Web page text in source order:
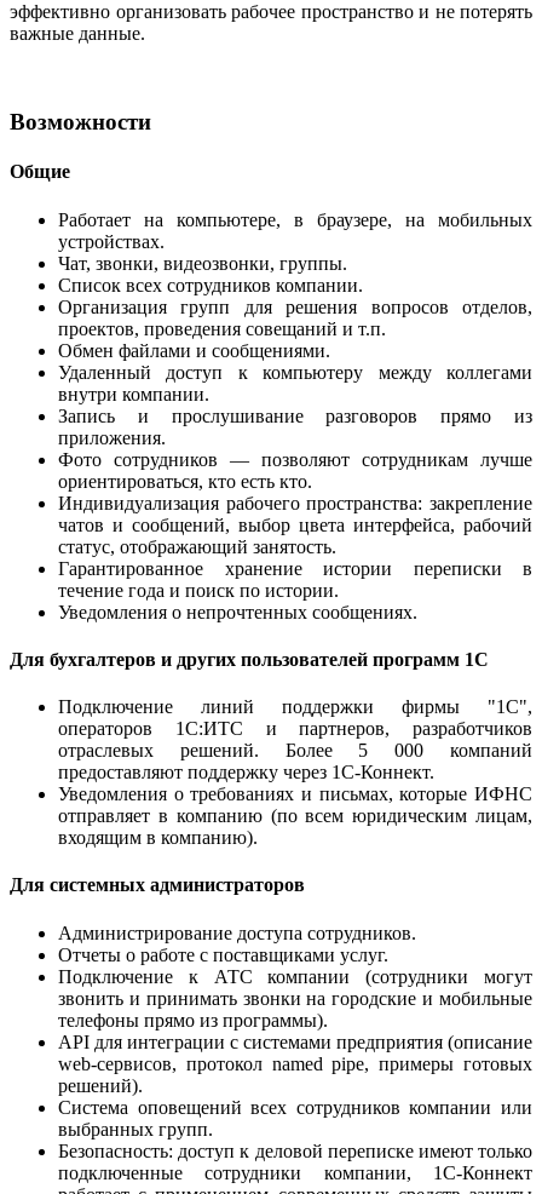
эффективно организовать рабочее пространство и не потерять
важные данные.
Возможности
Общие
Работает на компьютере, в браузере, на мобильных
устройствах.
Чат, звонки, видеозвонки, группы.
Список всех сотрудников компании.
Организация групп для решения вопросов отделов,
проектов, проведения совещаний и т.п.
Обмен файлами и сообщениями.
Удаленный доступ к компьютеру между коллегами
внутри компании.
Запись и прослушивание разговоров прямо из
приложения.
Фото сотрудников — позволяют сотрудникам лучше
ориентироваться, кто есть кто.
Индивидуализация рабочего пространства: закрепление
чатов и сообщений, выбор цвета интерфейса, рабочий
статус, отображающий занятость.
Гарантированное хранение истории переписки в
течение года и поиск по истории.
Уведомления о непрочтенных сообщениях.
Для бухгалтеров и других пользователей программ 1С
Подключение линий поддержки фирмы "1С",
операторов 1С:ИТС и партнеров, разработчиков
отраслевых решений. Более 5 000 компаний
предоставляют поддержку через 1С-Коннект.
Уведомления о требованиях и письмах, которые ИФНС
отправляет в компанию (по всем юридическим лицам,
входящим в компанию).
Для системных администраторов
Администрирование доступа сотрудников.
Отчеты о работе с поставщиками услуг.
Подключение к АТС компании (сотрудники могут
звонить и принимать звонки на городские и мобильные
телефоны прямо из программы).
API для интеграции с системами предприятия (описание
web-сервисов, протокол named pipe, примеры готовых
решений).
Система оповещений всех сотрудников компании или
выбранных групп.
Безопасность: доступ к деловой переписке имеют только
подключенные сотрудники компании, 1С-Коннект